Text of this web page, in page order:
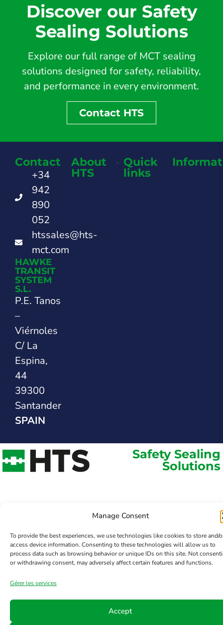
Manage Consent
To provide the best experiences, we use technologies like cookies to store and/
access device information. Consenting to these technologies will allow us to
process data such as browsing behavior or unique IDs on this site. Not
or withdrawing consent, may adversely affect certain features and functions.
Gérer les services
Accept
Discover our Safety
Sealing Solutions
Explore our full range of MCT sealing
solutions designed for safety, reliability,
and performance in every environment.
Contact HTS
Contact
+34
942
890
052
htssales@hts-
mct.com
HAWKE
TRANSIT
SYSTEM
S.L.
P.E. Tanos
–
Viérnoles
C/ La
Espina,
44
39300
Santander
SPAIN
About
HTS
Quick
links
Safety Sealing
Solutions